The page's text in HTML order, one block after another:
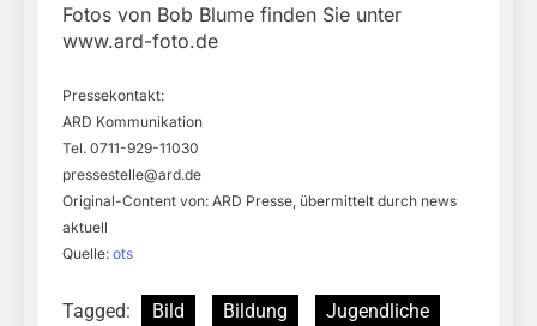
Fotos von Bob Blume finden Sie unter
www.ard-foto.de
Pressekontakt:
ARD Kommunikation
Tel. 0711-929-11030
pressestelle@ard.de
Original-Content von: ARD Presse, übermittelt durch news
aktuell
Quelle: ots
Tagged: Bild Bildung
Jugendliche